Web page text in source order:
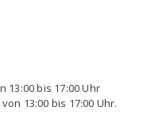
13:00 bis 17:00 Uhr
13:00 bis 17:00 Uhr.